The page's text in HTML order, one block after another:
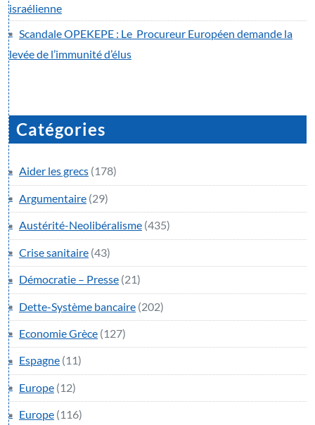
israélienne
Scandale OPEKEPE : Le Procureur Européen demande la
levée de l’immunité d’élus
Catégories
Aider les grecs (178)
Argumentaire (29)
Austérité-Neolibéralisme (435)
Crise sanitaire (43)
Démocratie – Presse (21)
Dette-Système bancaire (202)
Economie Grèce (127)
Espagne (11)
Europe (12)
Europe (116)